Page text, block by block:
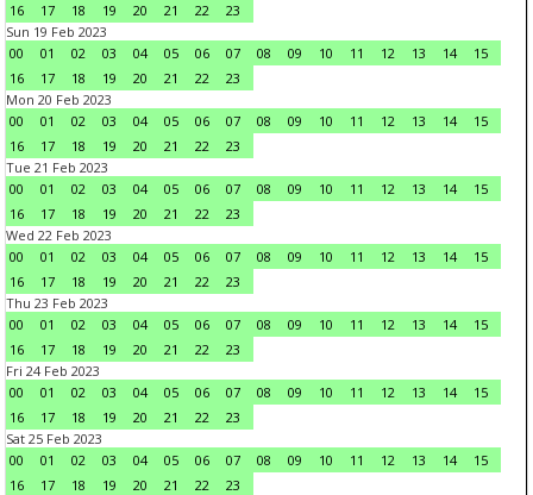
16
17 18 19 20 21 22
23
Sun 19 Feb 2023
00
01 02 03 04 05 06 07 08 09 10 11 12 13 14
15
16
17 18 19 20 21 22
23
Mon 20 Feb 2023
00
01 02 03 04 05 06 07 08 09 10 11 12 13 14
15
16
17 18 19 20 21 22
23
Tue 21 Feb 2023
00
01 02 03 04 05 06 07 08 09 10 11 12 13 14
15
16
17 18 19 20 21 22
23
Wed 22 Feb 2023
00
01 02 03 04 05 06 07 08 09 10 11 12 13 14
15
16
17 18 19 20 21 22
23
Thu 23 Feb 2023
00
01 02 03 04 05 06 07 08 09 10 11 12 13 14
15
16
17 18 19 20 21 22
23
Fri 24 Feb 2023
00
01 02 03 04 05 06 07 08 09 10 11 12 13 14
15
16
17 18 19 20 21 22
23
Sat 25 Feb 2023
00
01 02 03 04 05 06 07 08 09 10 11 12 13 14
15
16
17 18 19 20 21 22
23